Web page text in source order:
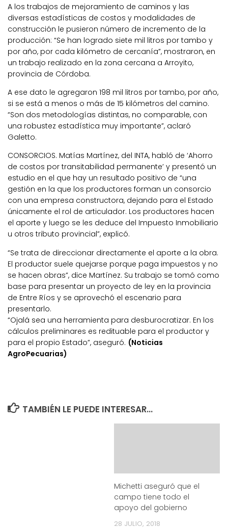
A los trabajos de mejoramiento de caminos y las
diversas estadísticas de costos y modalidades de
construcción le pusieron número de incremento de la
producción: “Se han logrado siete mil litros por tambo y
por año, por cada kilómetro de cercanía”, mostraron, en
un trabajo realizado en la zona cercana a Arroyito,
provincia de Córdoba.
A ese dato le agregaron 198 mil litros por tambo, por año,
si se está a menos o más de 15 kilómetros del camino.
“Son dos metodologías distintas, no comparable, con
una robustez estadística muy importante”, aclaró
Galetto.
CONSORCIOS. Matías Martínez, del INTA, habló de ‘Ahorro
de costos por transitabilidad permanente’ y presentó un
estudio en el que hay un resultado positivo de “una
gestión en la que los productores forman un consorcio
con una empresa constructora, dejando para el Estado
únicamente el rol de articulador. Los productores hacen
el aporte y luego se les deduce del Impuesto Inmobiliario
u otros tributo provincial”, explicó.
“Se trata de direccionar directamente el aporte a la obra.
El productor suele quejarse porque paga impuestos y no
se hacen obras”, dice Martínez. Su trabajo se tomó como
base para presentar un proyecto de ley en la provincia
de Entre Ríos y se aprovechó el escenario para
presentarlo.
“Ojalá sea una herramienta para desburocratizar. En los
cálculos preliminares es redituable para el productor y
para el propio Estado”, aseguró. (Noticias
AgroPecuarias)
TAMBIÉN LE PUEDE INTERESAR...
Michetti aseguró que el
campo tiene todo el
apoyo del gobierno
28 JULIO, 2018